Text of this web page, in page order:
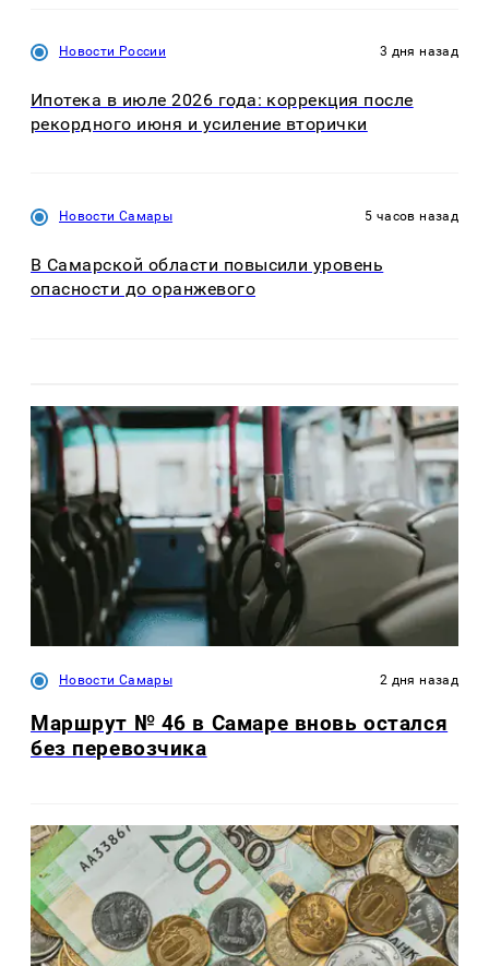
Новости России 3 дня назад
Ипотека в июле 2026 года: коррекция после
рекордного июня и усиление вторички
Новости Самары 5 часов назад
В Самарской области повысили уровень
опасности до оранжевого
Новости Самары 2 дня назад
Маршрут № 46 в Самаре вновь остался
без перевозчика